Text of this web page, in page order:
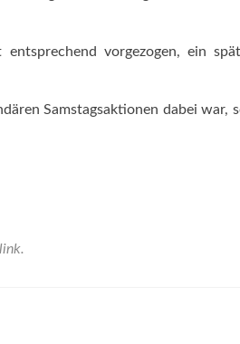
entsprechend vorgezogen, ein
Samstagsaktionen dabei war,
.